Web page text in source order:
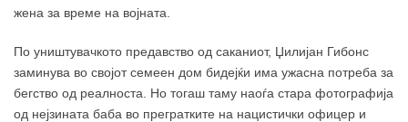
жена за време на војната.
По уништувачкото предавство од саканиот, Џилијан Гибонс
заминува во својот семеен дом бидејќи има ужасна потреба за
бегство од реалноста. Но тогаш таму наоѓа стара фотографија
од нејзината баба во прегратките на нацистички офицер и